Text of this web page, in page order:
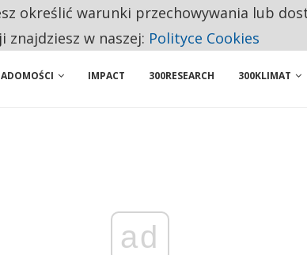
NA LIŚCIE SĄ DWA PODMIOTY Z POLSKI
IMPACT 300RESEARCH 300KLIMAT
ad
określić warunki przechowywania lub
w naszej: Polityce Cookies